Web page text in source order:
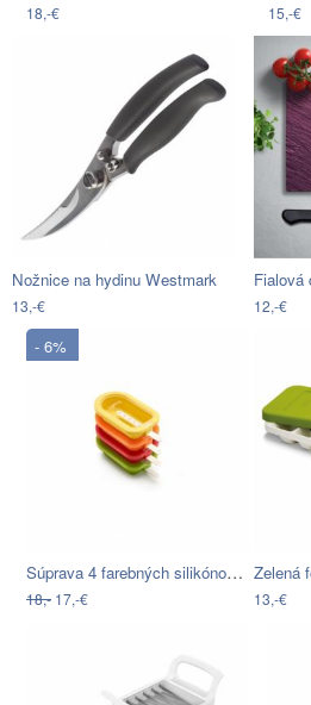
18,-€ 15,-€
Nožnice na hydinu Westmark
13,-€ 12,-€
- 6%
Súprava 4 farebných silikónových foriem…
18,- 17,-€ 13,-€